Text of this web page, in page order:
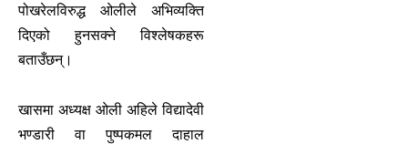
पोखरेलविरुद्ध ओलीले अभिव्यक्ति
दिएको हुनसक्ने विश्लेषकहरू
बताउँछन्।
खासमा अध्यक्ष ओली अहिले विद्यादेवी
भण्डारी वा पुष्पकमल दाहाल